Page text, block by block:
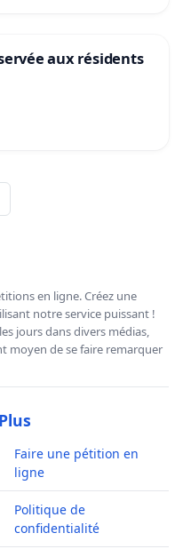
aux résidents
en ligne. Créez une
notre service puissant !
jours dans divers médias,
moyen de se faire remarquer
Plus
Faire une pétition en
ligne
Politique de
confidentialité